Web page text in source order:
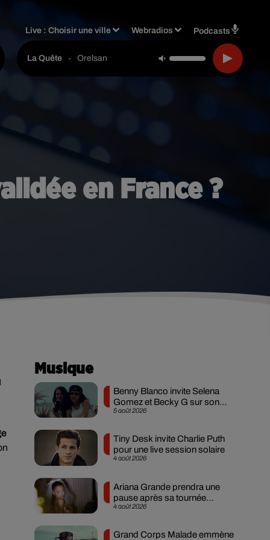
Live :Choisir une ville Webradios Podcasts
La Quête - Orelsan
en France ?
Musique
5 août 2026
Benny Blanco invite Selena
Gomez et Becky G sur son
nouveau single
4 août 2026
Tiny Desk invite Charlie Puth
pour une live session solaire
4 août 2026
Ariana Grande prendra une
pause après sa tournée
mondiale
Grand Corps Malade emmène